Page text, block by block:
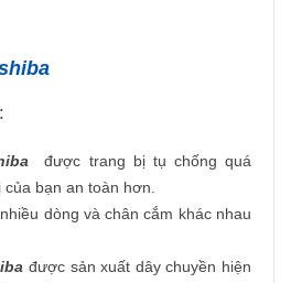
được trang bị tụ chống quá
bạn an toàn hơn.
dòng và chân cắm khác nhau
được sản xuất dây chuyền hiện